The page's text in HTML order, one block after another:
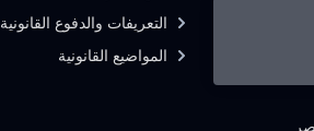
التعريفات والدفوع القانونية
المواضيع القانونية